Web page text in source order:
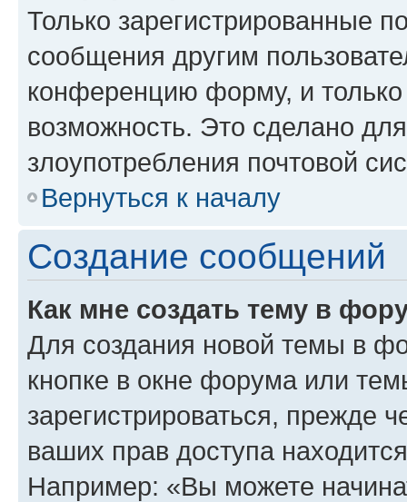
Только зарегистрированные
сообщения другим
конференцию форму, и
возможность. Это сделано
злоупотребления почтовой
Вернуться к началу
Создание сообщений
Как мне создать тему в
Для создания новой темы в
кнопке в окне форума или
зарегистрироваться, прежде
ваших прав доступа
Например: «Вы можете